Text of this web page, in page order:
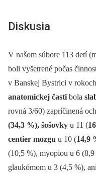
Diskusia
V našom súbore 113 detí
boli vyšetrené počas
v Banskej Bystrici v
anatomickej časti bola
rovná 3/60) zapríčinená
(34,3 %), šošovky u 11 (
centier mozgu u 10 (14,9
(10,5 %), myopiou u 6
glaukómom u 3 (4,5 %),